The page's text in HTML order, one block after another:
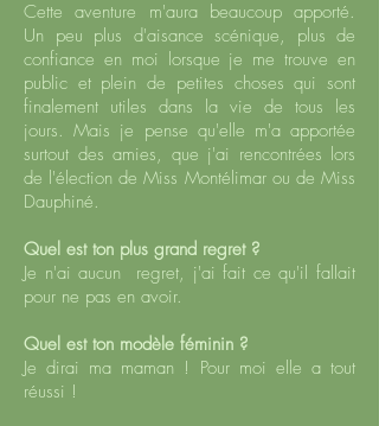
Cette aventure m'aura beaucoup apporté.
Un peu plus d'aisance scénique, plus de
confiance en moi lorsque je me trouve en
public et plein de petites choses qui sont
finalement utiles dans la vie de tous les
jours. Mais je pense qu'elle m'a apportée
surtout des amies, que j'ai rencontrées lors
de l'élection de Miss Montélimar ou de Miss
Dauphiné.
Quel est ton plus grand regret ?
Je n'ai aucun regret, j'ai fait ce qu'il fallait
pour ne pas en avoir.
Quel est ton modèle féminin ?
Je dirai ma maman ! Pour moi elle a tout
réussi !